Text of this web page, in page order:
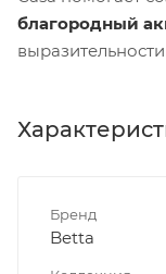
благородный
Бренд
Betta